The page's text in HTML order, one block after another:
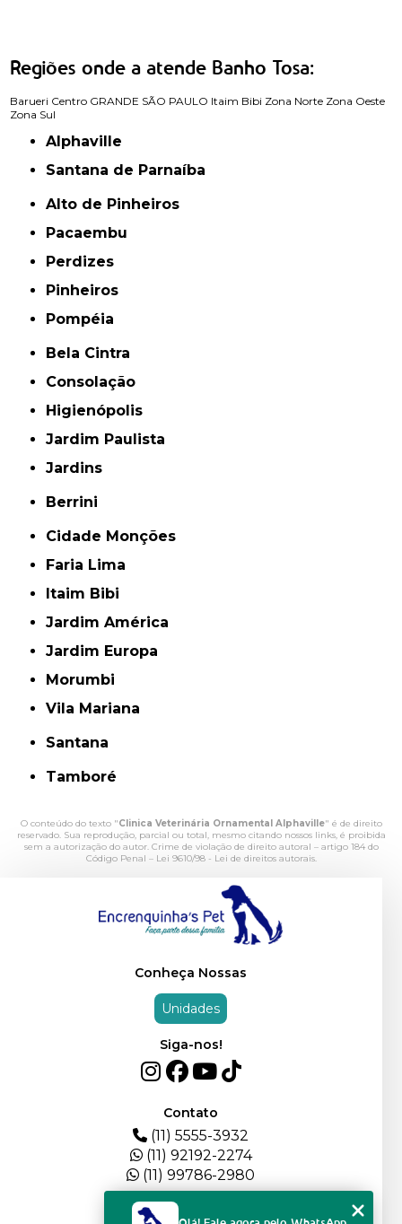
Regiões onde a atende Banho Tosa:
Barueri Centro GRANDE SÃO PAULO Itaim Bibi Zona Norte Zona Oeste
Zona Sul
Alphaville
Santana de Parnaíba
Alto de Pinheiros
Pacaembu
Perdizes
Pinheiros
Pompéia
Bela Cintra
Consolação
Higienópolis
Jardim Paulista
Jardins
Berrini
Cidade Monções
Faria Lima
Itaim Bibi
Jardim América
Jardim Europa
Morumbi
Vila Mariana
Santana
Tamboré
O conteúdo do texto "Clinica Veterinária Ornamental Alphaville" é de direito
reservado. Sua reprodução, parcial ou total, mesmo citando nossos links, é proibida
sem a autorização do autor. Crime de violação de direito autoral – artigo 184 do
Código Penal – Lei 9610/98 - Lei de direitos autorais.
Conheça Nossas
Unidades
Siga-nos!
Contato
(11) 5555-3932
(11) 92192-2274
(11) 99786-2980